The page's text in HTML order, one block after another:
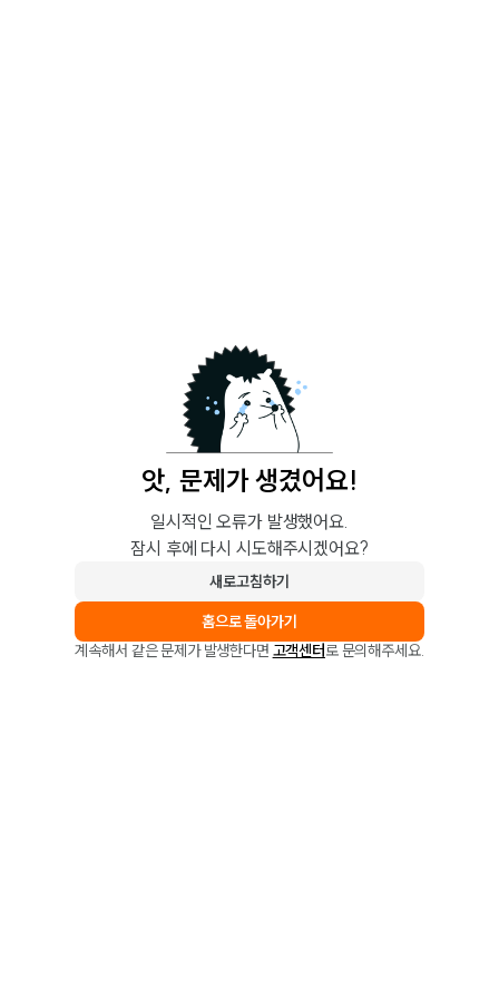
앗, 문제가 생겼어요!
일시적인 오류가 발생했어요.
잠시 후에 다시 시도해주시겠어요?
새로고침하기
홈으로 돌아가기
계속해서 같은 문제가 발생한다면 고객센터로 문의해주세요.